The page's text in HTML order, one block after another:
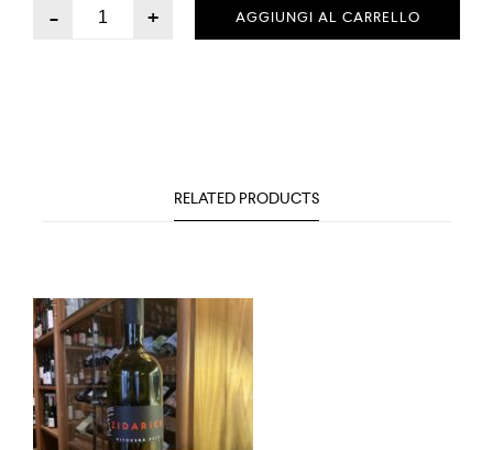
- + AGGIUNGI AL CARRELLO
RELATED PRODUCTS